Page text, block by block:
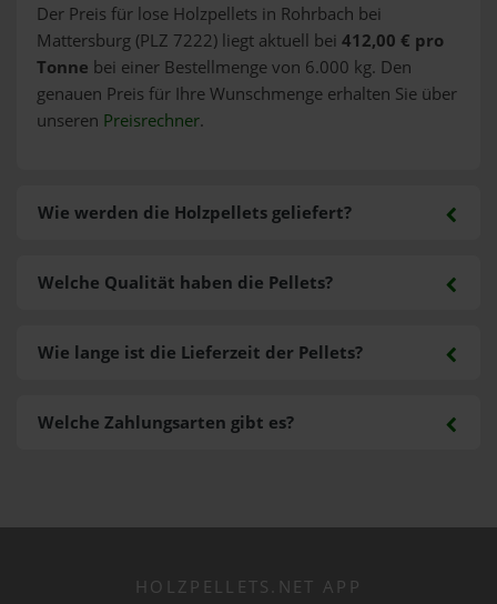
Der Preis für lose Holzpellets in Rohrbach bei
Mattersburg (PLZ 7222) liegt aktuell bei 412,00 € pro
Tonne bei einer Bestellmenge von 6.000 kg. Den
genauen Preis für Ihre Wunschmenge erhalten Sie über
unseren Preisrechner.
Wie werden die Holzpellets geliefert?
Welche Zahlungsarten gibt es?
Welche Qualität haben die Pellets?
Wie lange ist die Lieferzeit der Pellets?
HOLZPELLETS.NET APP